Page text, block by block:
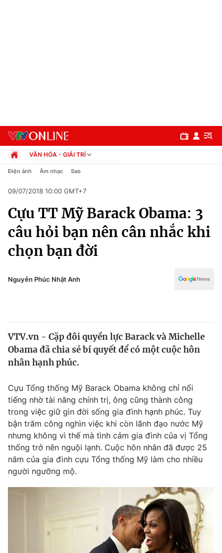
Chuyên mục
Chính trị
Xã hội
Pháp luật
Thế giới
Tin tức
Câu chuyện quốc tế
Kinh tế
Tài chính
Thị trường
Góc doanh nghiệp
Dữ liệu và đời sống
Truyền hình
Phim VTV
Hậu trường
Nhân vật
Giải trí
Điện ảnh
Âm nhạc
VĂN HÓA - GIẢI TRÍ
Chính trị
Pháp luật
Kinh tế
Thể thao
Truyền hình
Văn hóa - Giải trí
Công nghệ
Điện ảnh Âm nhạc Sao
09/07/2018 10:00 GMT+7
Cựu TT Mỹ Barack Obama: 3
câu hỏi bạn nên cân nhắc khi
chọn bạn đời
Nguyễn Phúc Nhật Anh
VTV.vn - Cặp đôi quyền lực Barack và Michelle
Obama đã chia sẻ bí quyết để có một cuộc hôn
nhân hạnh phúc.
Cựu Tổng thống Mỹ Barack Obama không chỉ nổi
tiếng nhờ tài năng chính trị, ông cũng thành công
trong việc giữ gìn đời sống gia đình hạnh phúc. Tuy
bận trăm công nghìn việc khi còn lãnh đạo nước Mỹ
nhưng không vì thế mà tình cảm gia đình của vị Tổng
thống trở nên nguội lạnh. Cuộc hôn nhân đã được 25
năm của gia đình cựu Tổng thống Mỹ làm cho nhiều
người ngưỡng mộ.